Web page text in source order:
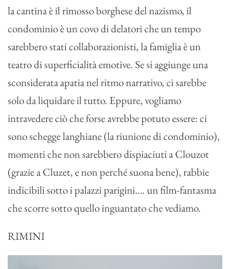
la cantina è il rimosso borghese del nazismo, il
condominio è un covo di delatori che un tempo
sarebbero stati collaborazionisti, la famiglia è un
teatro di superficialità emotive. Se si aggiunge una
sconsiderata apatia nel ritmo narrativo, ci sarebbe
solo da liquidare il tutto. Eppure, vogliamo
intravedere ciò che forse avrebbe potuto essere: ci
sono schegge langhiane (la riunione di condominio),
momenti che non sarebbero dispiaciuti a Clouzot
(grazie a Cluzet, e non perché suona bene), rabbie
indicibili sotto i palazzi parigini…. un film-fantasma
che scorre sotto quello inguantato che vediamo.
RIMINI